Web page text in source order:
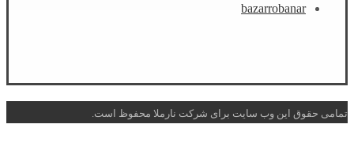
bazarrobanar
تمامی حقوق این وب سایت برای شرکت نارملا محفوظ است.